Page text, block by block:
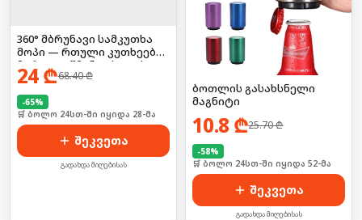
360° მბრუნავი სამკუთხა
მოპი — რთული კუთხეების
მარტივი წმენდისთვის,
მოყვება მრავალჯერადი
24₾68.40₾
-65%
🛒 ბოლო 24სთ-ში იყიდა 28-მა
შეკვეთა
გადახდა მიღებისას
ბოთლის გასახსნელი
მაგნიტი
10.8 ₾25.70₾
-58%
🛒 ბოლო 24სთ-ში იყიდა 52-მა
შეკვეთა
გადახდა მიღებისას